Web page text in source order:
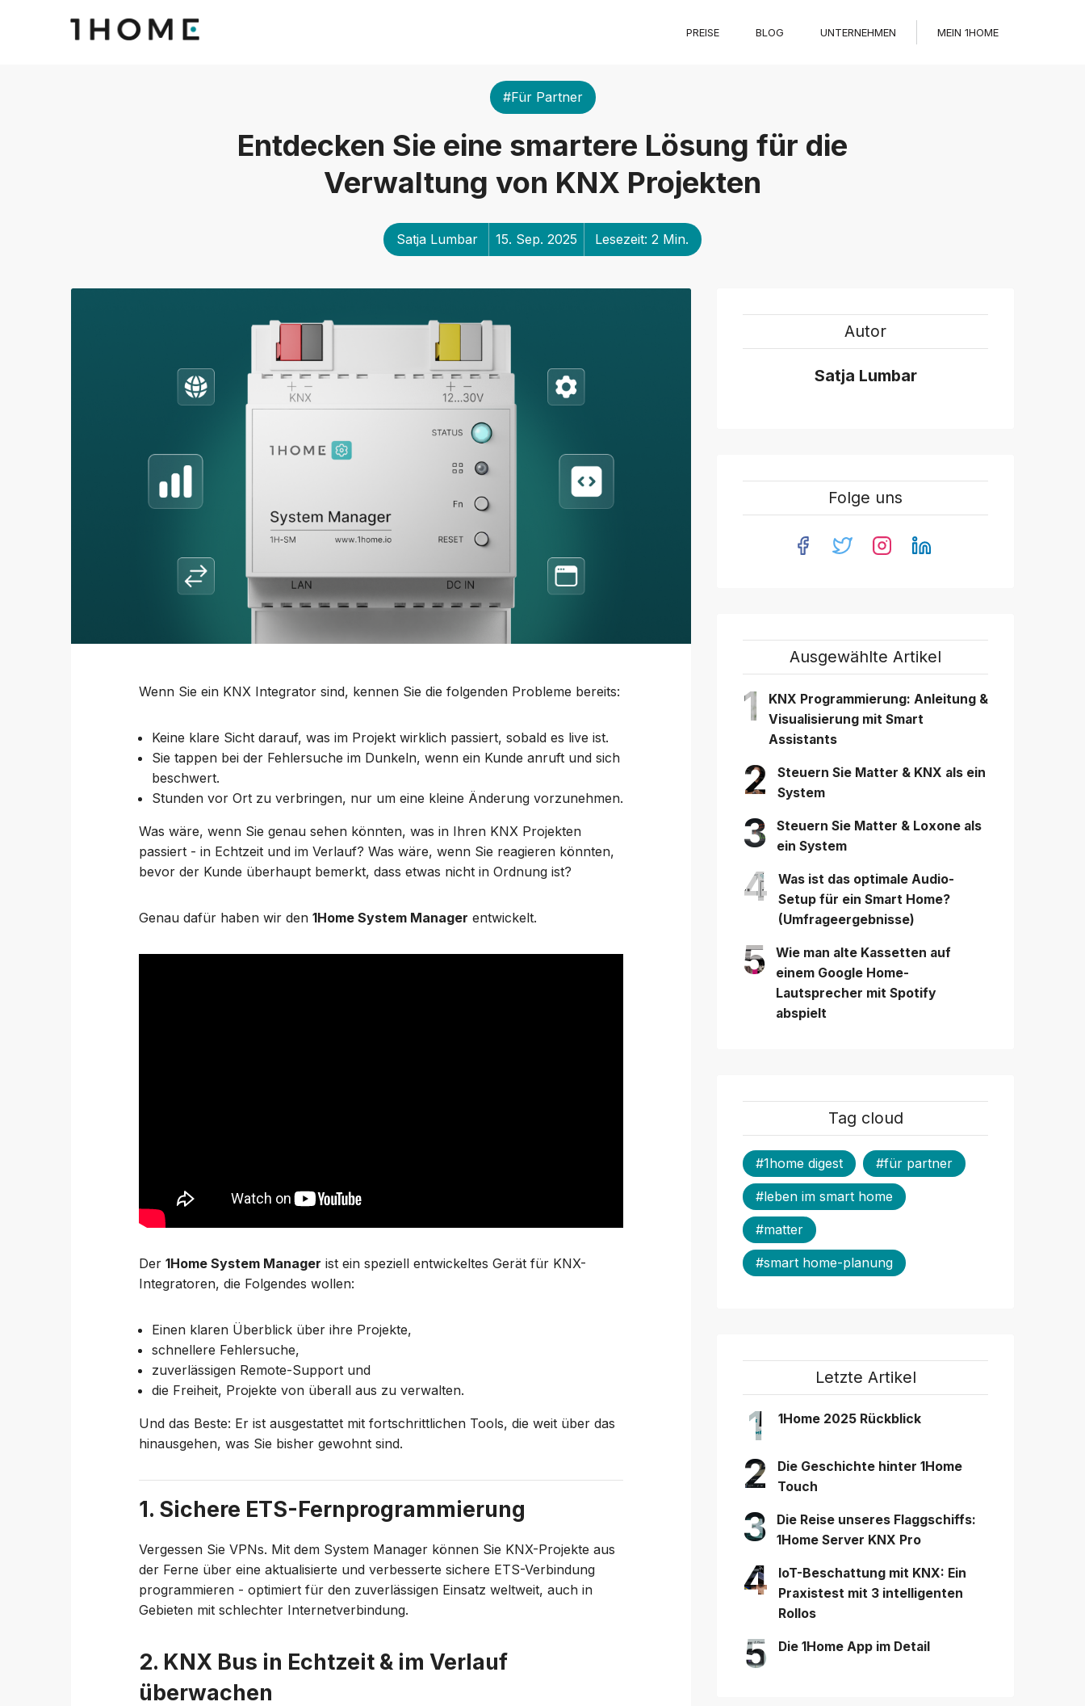
PREISE BLOG UNTERNEHMEN MEIN 1HOME
#Für Partner
Entdecken Sie eine smartere Lösung für die
Verwaltung von KNX Projekten
Satja Lumbar 15. Sep. 2025 Lesezeit: 2 Min.
Wenn Sie ein KNX Integrator sind, kennen Sie die folgenden Probleme bereits:
Keine klare Sicht darauf, was im Projekt wirklich passiert, sobald es live ist.
Sie tappen bei der Fehlersuche im Dunkeln, wenn ein Kunde anruft und sich
beschwert.
Stunden vor Ort zu verbringen, nur um eine kleine Änderung vorzunehmen.
Was wäre, wenn Sie genau sehen könnten, was in Ihren KNX Projekten
passiert - in Echtzeit und im Verlauf? Was wäre, wenn Sie reagieren könnten,
bevor der Kunde überhaupt bemerkt, dass etwas nicht in Ordnung ist?
Genau dafür haben wir den 1Home System Manager entwickelt.
Der 1Home System Manager ist ein speziell entwickeltes Gerät für KNX-
Integratoren, die Folgendes wollen:
Einen klaren Überblick über ihre Projekte,
schnellere Fehlersuche,
zuverlässigen Remote-Support und
die Freiheit, Projekte von überall aus zu verwalten.
Und das Beste: Er ist ausgestattet mit fortschrittlichen Tools, die weit über das
hinausgehen, was Sie bisher gewohnt sind.
1. Sichere ETS-Fernprogrammierung
Vergessen Sie VPNs. Mit dem System Manager können Sie KNX-Projekte aus
der Ferne über eine aktualisierte und verbesserte sichere ETS-Verbindung
programmieren - optimiert für den zuverlässigen Einsatz weltweit, auch in
Gebieten mit schlechter Internetverbindung.
2. KNX Bus in Echtzeit & im Verlauf
überwachen
Autor
Satja Lumbar
Folge uns
Ausgewählte Artikel
1
KNX Programmierung: Anleitung &
Visualisierung mit Smart
Assistants
2
Steuern Sie Matter & KNX als ein
System
3
Steuern Sie Matter & Loxone als
ein System
4
Was ist das optimale Audio-
Setup für ein Smart Home?
(Umfrageergebnisse)
5
Wie man alte Kassetten auf
einem Google Home-
Lautsprecher mit Spotify
abspielt
Tag cloud
#1home digest #für partner
#leben im smart home
#matter
#smart home-planung
Letzte Artikel
1 1Home 2025 Rückblick
2
Die Geschichte hinter 1Home
Touch
3
Die Reise unseres Flaggschiffs:
1Home Server KNX Pro
4
IoT-Beschattung mit KNX: Ein
Praxistest mit 3 intelligenten
Rollos
5 Die 1Home App im Detail